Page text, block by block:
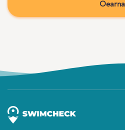
Oearna